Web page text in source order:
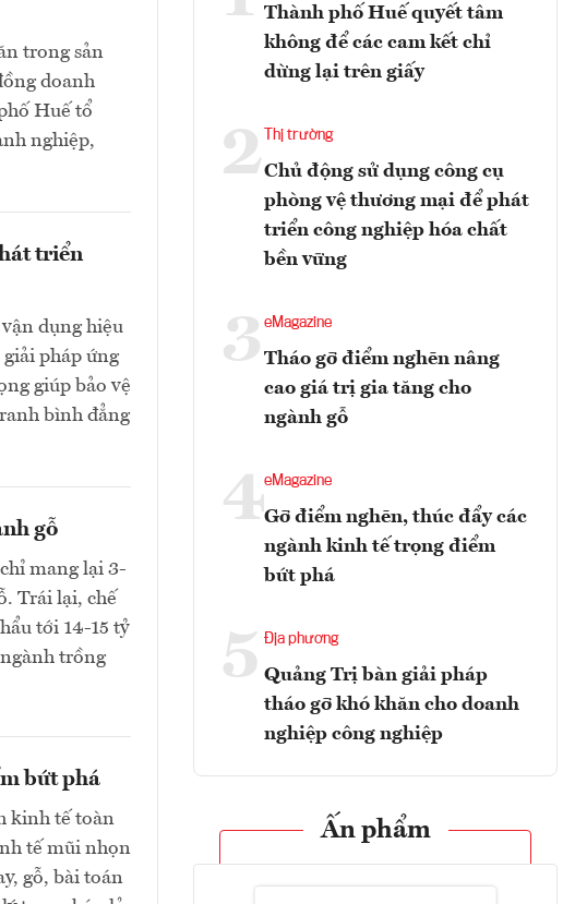
trong sản
doanh
Huế tổ
nghiệp,
triển
dụng hiệu
pháp ứng
giúp bảo vệ
bình đẳng
gỗ
mang lại 3-
Trái lại, chế
tới 14-15 tỷ
trồng
bứt phá
kinh tế toàn
tế mũi nhọn
gỗ, bài toán
Thành phố Huế quyết tâm
không để các cam kết chỉ
dừng lại trên giấy
2 Thị trường
Chủ động sử dụng công cụ
phòng vệ thương mại để phát
triển công nghiệp hóa chất
bền vững
3 eMagazine
Tháo gỡ điểm nghẽn nâng
cao giá trị gia tăng cho
ngành gỗ
4eMagazine
Gỡ điểm nghẽn, thúc đẩy các
ngành kinh tế trọng điểm
bứt phá
5 Địa phương
Quảng Trị bàn giải pháp
tháo gỡ khó khăn cho doanh
nghiệp công nghiệp
Ấn phẩm